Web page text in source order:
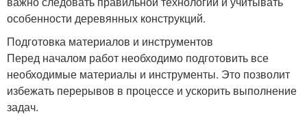
особенности деревянных конструкций.
Подготовка материалов и инструментов
Перед началом работ необходимо подготовить все
необходимые материалы и инструменты. Это позволит
избежать перерывов в процессе и ускорить выполнение
задач.